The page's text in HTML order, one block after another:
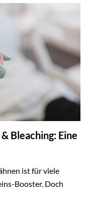
Bleaching: Eine
ist für viele
Booster. Doch